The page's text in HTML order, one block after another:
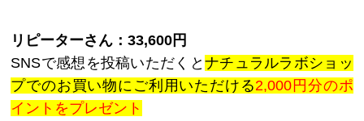
リピーターさん：33,600円
SNSで感想を投稿いただくと ナチュラルラボショッ
プでのお買い物にご利用いただける2,000円分のポ
イントをプレゼント